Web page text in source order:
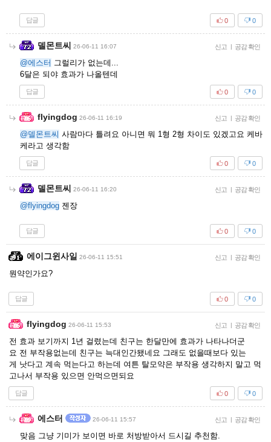
답글 0
0
델몬트씨 26-06-11 16:07 신고 | 공감 확인
@에스터 그럴리가 없는데...
6달은 되야 효과가 나올텐데
답글 0
0
flyingdog 26-06-11 16:19 신고 | 공감 확인
@델몬트씨 사람마다 틀려요 아니면 뭐 1형 2형 차이도 있겠고요 케바
케라고 생각함
답글 0
0
델몬트씨 26-06-11 16:20 신고 | 공감 확인
@flyingdog 젠장
답글 0
0
에이그윈사일 26-06-11 15:51 신고 | 공감 확인
뭔약인가요?
답글 0
0
flyingdog 26-06-11 15:53 신고 | 공감 확인
전 효과 보기까지 1년 걸렸는데 친구는 한달만에 효과가 나타나더군
요 전 부작용없는데 친구는 늑대인간됐네요 그래도 없을때보다 있는
게 낫다고 계속 먹는다고 하는데 여튼 탈모약은 부작용 생각하지 말고 먹
고나서 부작용 있으면 안먹으면되요
답글 0
0
에스터 26-06-11 15:57 신고 | 공감 확인
맞음 그냥 기미가 보이면 바로 처방받아서 드시길 추천함.